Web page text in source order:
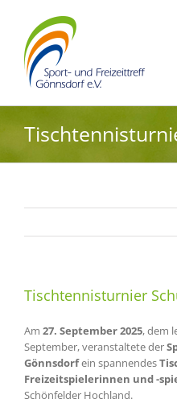
springen
Tischtennisturnier
Am 27. September 2025, dem
September, veranstaltete der
Gönnsdorfein spannendes
Freizeitspielerinnen und -
Schönfelder Hochland.